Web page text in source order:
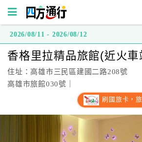
方
通
行
2026/08/11 - 2026/08/12
香格里拉精品旅館(近火車
住址：高雄市三民區建國二路208號
高雄市旅館030號｜
刷國旅卡，